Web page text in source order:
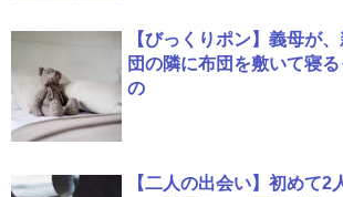
【びっくりポン】義母が
団の隣に布団を敷いて寝
の
【二人の出会い】初めて2